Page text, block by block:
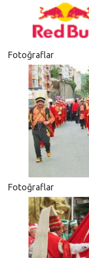
Fotoğraflar
Fotoğraflar